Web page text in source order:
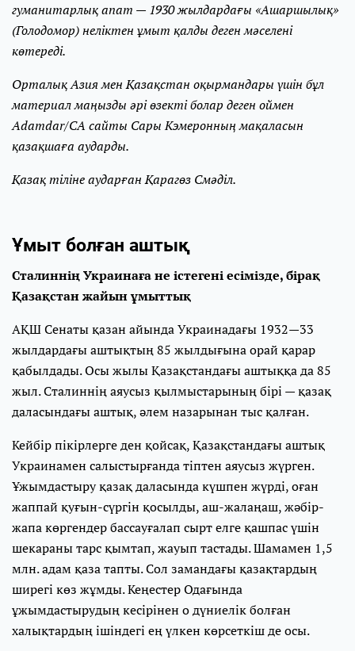
гуманитарлық апат — 1930 жылдардағы «Ашаршылық»
(Голодомор) неліктен ұмыт қалды деген мәселені
көтереді.
Орталық Азия мен Қазақстан оқырмандары үшін бұл
материал маңызды әрі өзекті болар деген оймен
Adamdar/CA сайты Сары Кэмеронның мақаласын
қазақшаға аударды.
Қазақ тіліне аударған Қарагөз Смәділ.
Ұмыт болған аштық
Сталиннің Украинаға не істегені есімізде, бірақ
Қазақстан жайын ұмыттық
АҚШ Сенаты қазан айында Украинадағы 1932—33
жылдардағы аштықтың 85 жылдығына орай қарар
қабылдады. Осы жылы Қазақстандағы аштыққа да 85
жыл. Сталиннің аяусыз қылмыстарының бірі — қазақ
даласындағы аштық, әлем назарынан тыс қалған.
Кейбір пікірлерге ден қойсақ, Қазақстандағы аштық
Украинамен салыстырғанда тіптен аяусыз жүрген.
Ұжымдастыру қазақ даласында күшпен жүрді, оған
жаппай қуғын-сүргін қосылды, аш-жалаңаш, жәбір-
жапа көргендер бассауғалап сырт елге қашпас үшін
шекараны тарс қымтап, жауып тастады. Шамамен 1,5
млн. адам қаза тапты. Сол замандағы қазақтардың
ширегі көз жұмды. Кеңестер Одағында
ұжымдастырудың кесірінен о дүниелік болған
халықтардың ішіндегі ең үлкен көрсеткіш де осы.